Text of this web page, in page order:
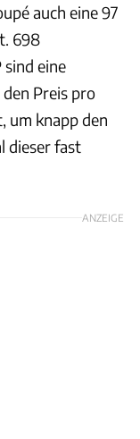
auch eine 97
698
eine
Preis pro
um knapp den
dieser fast
ANZEIGE